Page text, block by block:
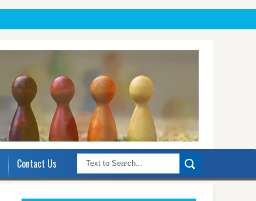
Contact Us